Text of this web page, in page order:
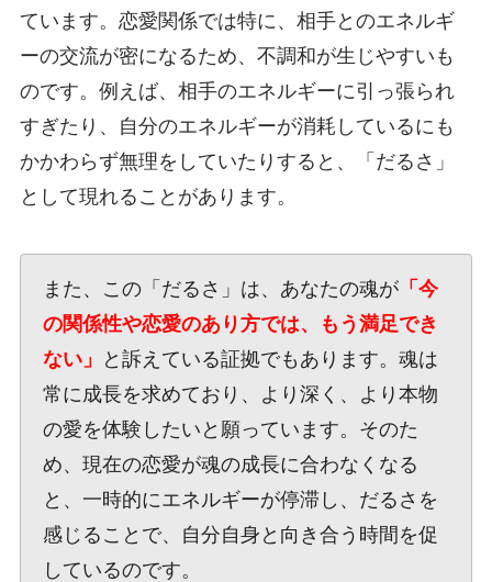
ています。恋愛関係では特に、相手とのエネルギ
ーの交流が密になるため、不調和が生じやすいも
のです。例えば、相手のエネルギーに引っ張られ
すぎたり、自分のエネルギーが消耗しているにも
かかわらず無理をしていたりすると、「だるさ」
として現れることがあります。
また、この「だるさ」は、あなたの魂が「今
の関係性や恋愛のあり方では、もう満足でき
ない」
と訴えている証拠でもあります。魂は
常に成長を求めており、より深く、より本物
の愛を体験したいと願っています。そのた
め、現在の恋愛が魂の成長に合わなくなる
と、一時的にエネルギーが停滞し、だるさを
感じることで、自分自身と向き合う時間を促
しているのです。